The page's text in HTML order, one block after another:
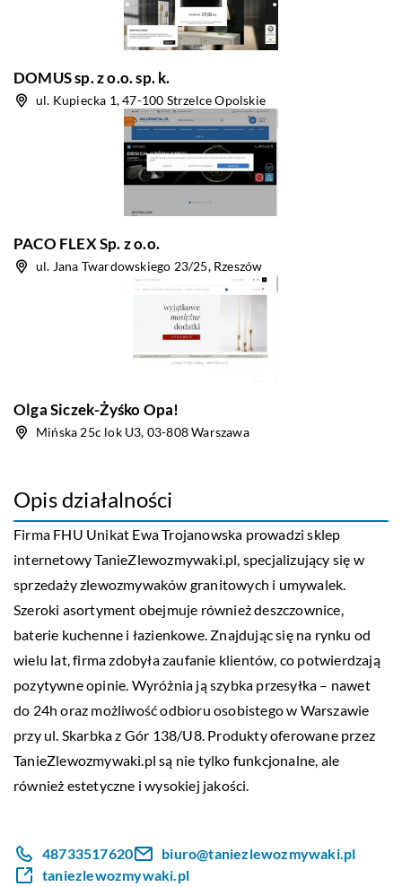
DOMUS sp. z o.o. sp. k.
ul. Kupiecka 1, 47-100 Strzelce Opolskie
PACO FLEX Sp. z o.o.
ul. Jana Twardowskiego 23/25, Rzeszów
Olga Siczek-Żyśko Opa!
Mińska 25c lok U3, 03-808 Warszawa
Opis działalności
Firma FHU Unikat Ewa Trojanowska prowadzi sklep
internetowyTanieZlewozmywaki.pl, specjalizujący się w
sprzedaży zlewozmywaków granitowych i umywalek.
Szeroki asortyment obejmuje również deszczownice,
baterie kuchenne i łazienkowe. Znajdując się na rynku od
wielu lat, firma zdobyła zaufanie klientów, co potwierdzają
pozytywne opinie. Wyróżnia ją szybka przesyłka – nawet
do 24h oraz możliwość odbioru osobistego w Warszawie
przy ul. Skarbka z Gór 138/U8. Produkty oferowane przez
TanieZlewozmywaki.pl są nie tylko funkcjonalne, ale
również estetyczne i wysokiej jakości.
48733517620
biuro@taniezlewozmywaki.pl
taniezlewozmywaki.pl